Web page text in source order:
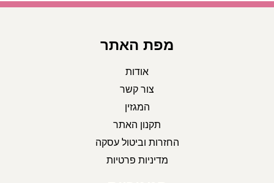
מפת האתר
אודות
צור קשר
המגזין
תקנון האתר
החזרות וביטול עסקה
מדיניות פרטיות